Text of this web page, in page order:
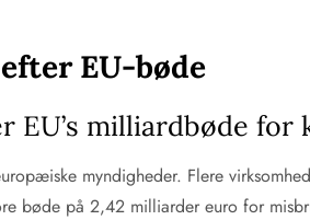
EU-bøde
EU’s milliardbøde
myndigheder. Flere
bøde på 2,42 milliarder euro for